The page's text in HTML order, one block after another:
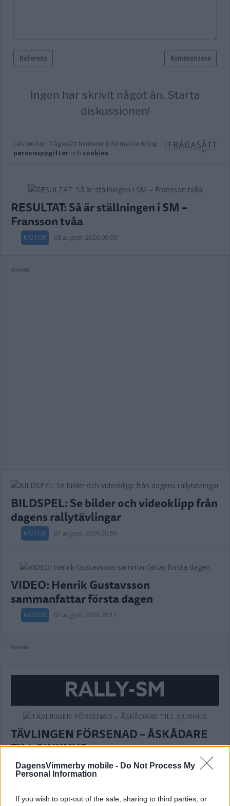
DagensVimmerby mobile - Do Not Process My
Personal Information
If you wish to opt-out of the sale, sharing to third parties, or
RESULTAT: Så är ställningen i SM –
Fransson tvåa
MOTOR 08 augusti 2026 09.00
Annons:
BILDSPEL: Se bilder och videoklipp från
dagens rallytävlingar
MOTOR 07 augusti 2026 20.55
VIDEO: Henrik Gustavsson
sammanfattar första dagen
MOTOR 07 augusti 2026 20.11
Annons:
RALLY-SM
TÄVLINGEN FÖRSENAD – ÅSKÅDARE
TILL SJUKHUS
MOTOR 07 augusti 2026 18.41